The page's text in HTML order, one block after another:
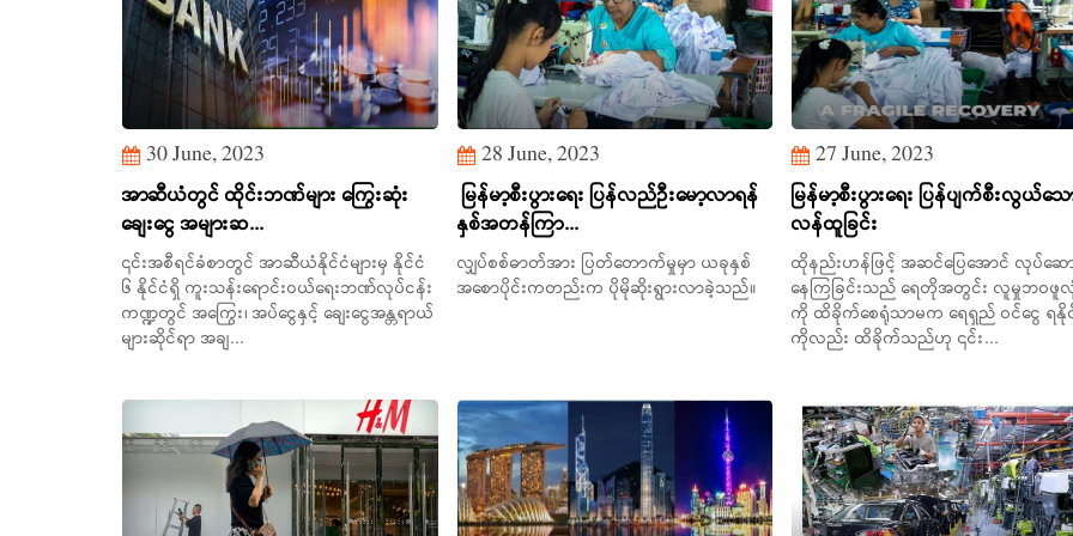
30 June, 2023
အာဆီယံတွင် ထိုင်းဘဏ်များ ကြွေးဆုံး
ချေးငွေ အများဆ...
၎င်းအစီရင်ခံစာတွင် အာဆီယံနိုင်ငံများမှ နိုင်ငံ
၆ နိုင်ငံရှိ ကူးသန်းရောင်းဝယ်ရေးဘဏ်လုပ်ငန်း
ကဏ္ဍတွင် အကြွေး၊ အပ်ငွေနှင့် ချေးငွေအန္တရာယ်
များဆိုင်ရာ အချ...
28 June, 2023
မြန်မာ့စီးပွားရေး ပြန်လည်ဦးမော့လာရန်
နှစ်အတန်ကြာ...
လျှပ်စစ်ဓာတ်အား ပြတ်တောက်မှုမှာ ယခုနှစ်
အစောပိုင်းကတည်းက ပိုမိုဆိုးရွားလာခဲ့သည်။
27 June, 2023
မြန်မာ့စီးပွားရေး ပြန်ပျက်စီးလွယ်သ
လန်ထူခြင်း
ထိုနည်းဟန်ဖြင့် အဆင်ပြေအောင် လုပ်ဆေ
နေကြခြင်းသည် ရေတိုအတွင်း လူမှုဘဝဖူ
ကို ထိခိုက်စေရုံသာမက ရေရှည် ဝင်ငွေ ရနို
ကိုလည်း ထိခိုက်သည်ဟု ၎င်း...